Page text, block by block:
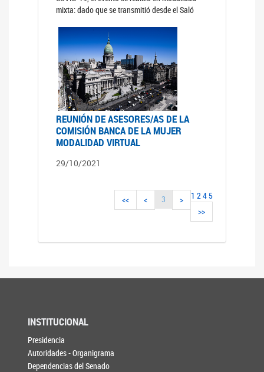
mixta: dado que se transmitió desde el Saló
REUNIÓN DE ASESORES/AS DE LA
COMISIÓN BANCA DE LA MUJER
MODALIDAD VIRTUAL
29/10/2021
<< < 1 2
3 4 5
>
>>
INSTITUCIONAL
Presidencia
Autoridades - Organigrama
Dependencias del Senado